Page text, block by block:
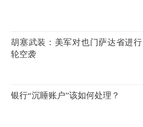
胡塞武装：美军对也门萨达省进行
轮空袭
银行“沉睡账户”该如何处理？